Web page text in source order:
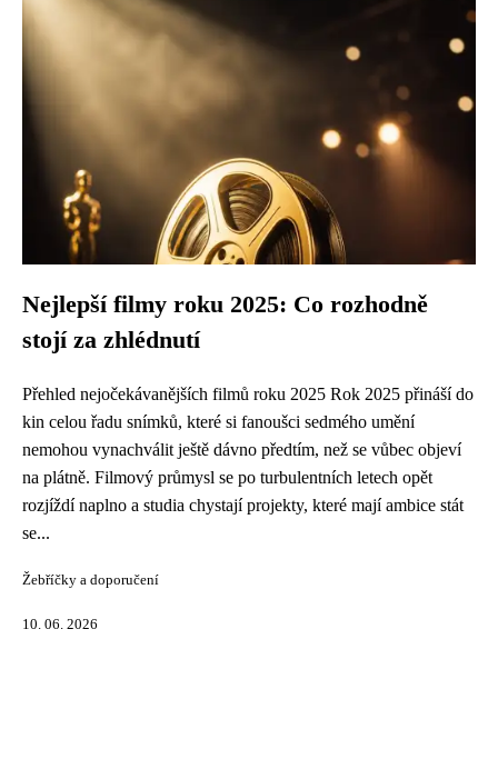
Nejlepší filmy roku 2025: Co rozhodně
stojí za zhlédnutí
Přehled nejočekávanějších filmů roku 2025 Rok 2025 přináší do
kin celou řadu snímků, které si fanoušci sedmého umění
nemohou vynachválit ještě dávno předtím, než se vůbec objeví
na plátně. Filmový průmysl se po turbulentních letech opět
rozjíždí naplno a studia chystají projekty, které mají ambice stát
se...
Žebříčky a doporučení
10. 06. 2026